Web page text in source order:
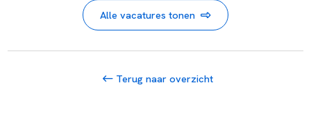
Alle vacatures tonen
Terug naar overzicht